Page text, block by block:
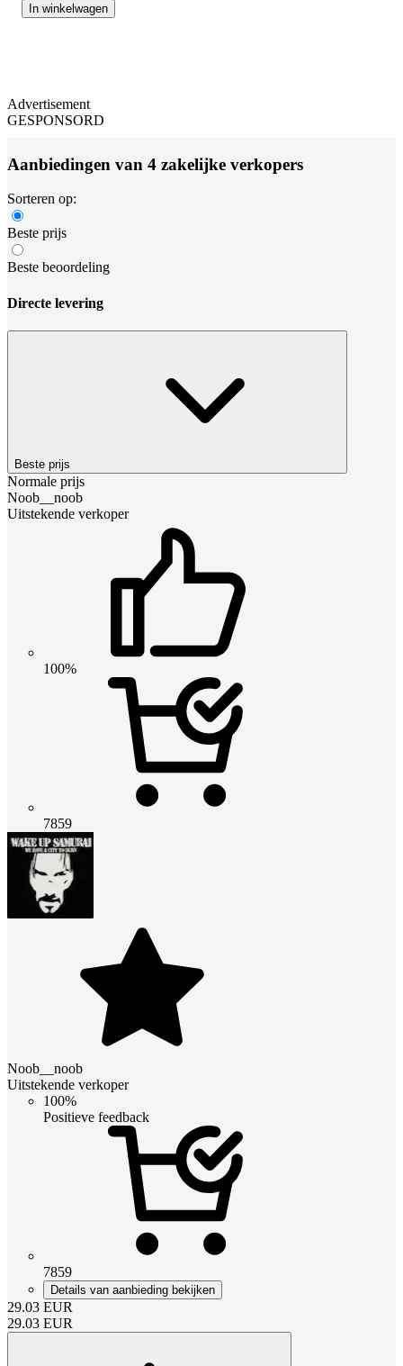
In winkelwagen
Advertisement
GESPONSORD
Aanbiedingen van 4 zakelijke verkopers
Sorteren op:
Beste prijs
Beste beoordeling
Directe levering
Beste prijs
Normale prijs
Noob__noob
Uitstekende verkoper
100%
7859
Noob__noob
Uitstekende verkoper
100%
Positieve feedback
7859
Details van aanbieding bekijken
29.03 EUR
29.03 EUR